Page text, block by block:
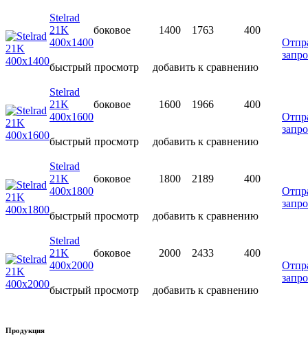
Stelrad
21K
400х1400
боковое 1400 1763
400
быстрый просмотр
добавить к сравнению
Stelrad
21K
400х1600
боковое 1600 1966
400
быстрый просмотр
добавить к сравнению
Stelrad
21K
400х1800
боковое 1800 2189
400
быстрый просмотр
добавить к сравнению
Stelrad
21K
400х2000
боковое 2000 2433
400
быстрый просмотр
добавить к сравнению
Продукция